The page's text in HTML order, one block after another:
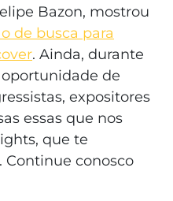
Bazon, mostrou
de busca para
. Ainda, durante
de
expositores
essas que nos
que te
conosco